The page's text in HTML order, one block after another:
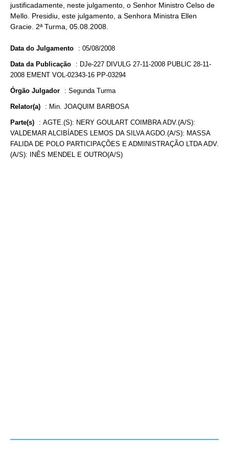
justificadamente, neste julgamento, o Senhor Ministro Celso de
Mello. Presidiu, este julgamento, a Senhora Ministra Ellen
Gracie. 2ª Turma, 05.08.2008.
Data do Julgamento : 05/08/2008
Data da Publicação : DJe-227 DIVULG 27-11-2008 PUBLIC 28-11-
2008 EMENT VOL-02343-16 PP-03294
Órgão Julgador : Segunda Turma
Relator(a) : Min. JOAQUIM BARBOSA
Parte(s) : AGTE.(S): NERY GOULART COIMBRA ADV.(A/S):
VALDEMAR ALCIBÍADES LEMOS DA SILVA AGDO.(A/S): MASSA
FALIDA DE POLO PARTICIPAÇÕES E ADMINISTRAÇÃO LTDA ADV.
(A/S): INÊS MENDEL E OUTRO(A/S)